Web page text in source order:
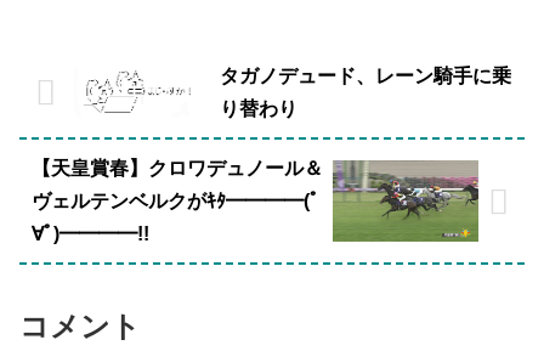
タガノデュード、レーン騎手に乗
り替わり
【天皇賞春】クロワデュノール＆
ヴェルテンベルクがｷﾀ━━━━(ﾟ
∀ﾟ)━━━━!!
コメント